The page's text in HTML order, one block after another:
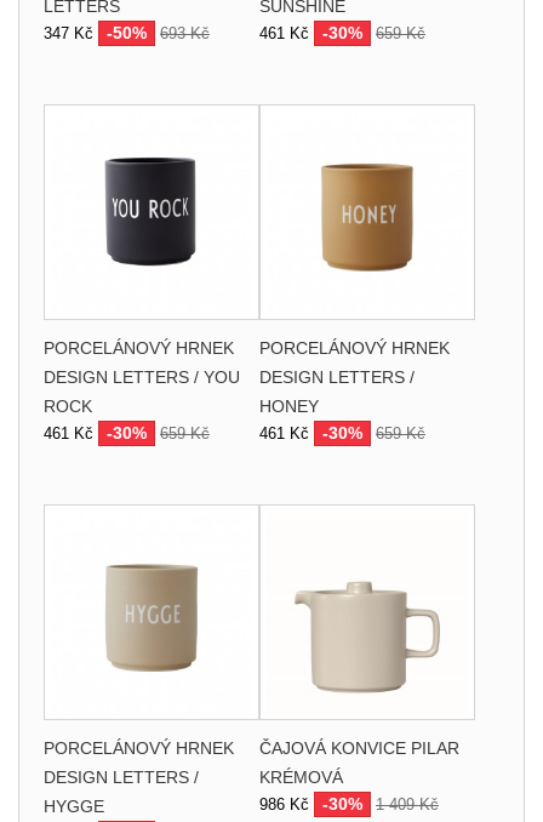
LETTERS
347 Kč -50% 693 Kč
SUNSHINE
461 Kč -30% 659 Kč
PORCELÁNOVÝ HRNEK
DESIGN LETTERS / YOU
ROCK
461 Kč -30% 659 Kč
PORCELÁNOVÝ HRNEK
DESIGN LETTERS /
HONEY
461 Kč -30% 659 Kč
PORCELÁNOVÝ HRNEK
DESIGN LETTERS /
HYGGE
ČAJOVÁ KONVICE PILAR
KRÉMOVÁ
986 Kč -30% 1 409 Kč